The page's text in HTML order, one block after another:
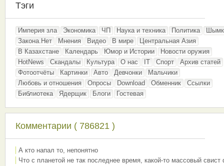
Тэги
Империя зла Экономика ЧП Наука и техника Политика
Закона.Нет
Мнения Видео В мире
Центральная Азия
В Казахстане
Календарь Юмор и Истории
Новости оружия
HotNews
Скандалы Культура О нас IT Спорт
Архив статей
Фотоотчёты
Картинки Авто Девчонки
Мальчики
Любовь и отношения
Опросы Download Обменник
Ссылки
Библиотека
Ядерщик Блоги Гостевая
Комментарии ( 786821 )
А кто напал то, непонятно
Что с планетой не так последнее время, какой-то массовый свист